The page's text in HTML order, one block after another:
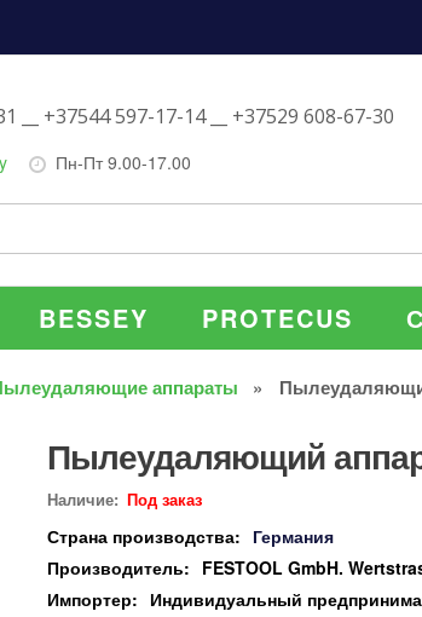
__ +37544 597-17-14 __ +37529 608-67-30
Пн-Пт 9.00-17.00
BESSEY PROTECUS
аппараты
Пылеудаляющий
Наличие: Под заказ
Страна производства: Германия
Производитель: FESTOOL GmbH.
Импортер: Индивидуальный